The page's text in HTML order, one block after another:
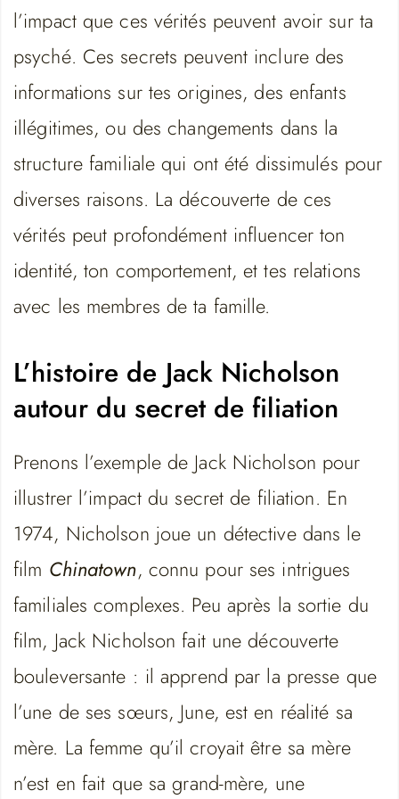
l’impact que ces vérités peuvent avoir sur ta
psyché. Ces secrets peuvent inclure des
informations sur tes origines, des enfants
illégitimes, ou des changements dans la
structure familiale qui ont été dissimulés pour
diverses raisons. La découverte de ces
vérités peut profondément influencer ton
identité, ton comportement, et tes relations
avec les membres de ta famille.
L’histoire de Jack Nicholson
autour du secret de filiation
Prenons l’exemple de Jack Nicholson pour
illustrer l’impact du secret de filiation. En
1974, Nicholson joue un détective dans le
film Chinatown, connu pour ses intrigues
familiales complexes. Peu après la sortie du
film, Jack Nicholson fait une découverte
bouleversante : il apprend par la presse que
l’une de ses sœurs, June, est en réalité sa
mère. La femme qu’il croyait être sa mère
n’est en fait que sa grand-mère, une